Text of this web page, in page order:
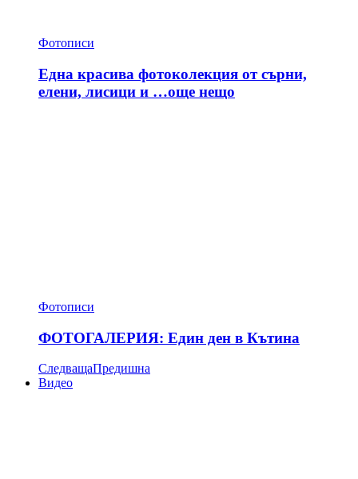
Фотописи
Една красива фотоколекция от сърни,
елени, лисици и …още нещо
Фотописи
ФОТОГАЛЕРИЯ: Един ден в Кътина
СледващаПредишна
Видео